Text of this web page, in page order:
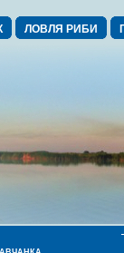
ЛОВЛЯ РИБИ